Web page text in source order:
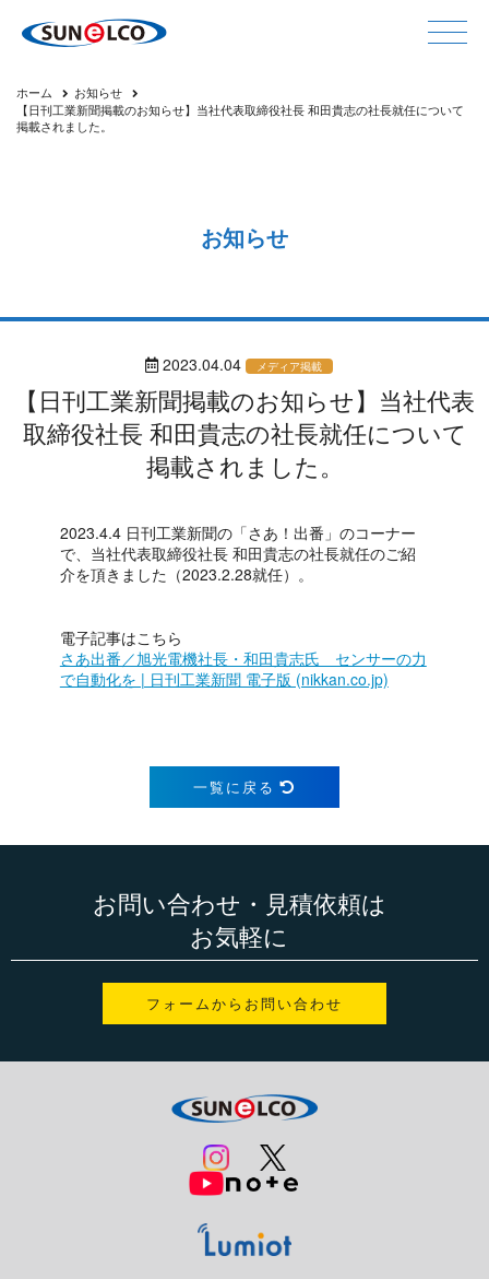
ホーム
お知らせ
【日刊工業新聞掲載のお知らせ】当社代表取締役社長 和田貴志の社長就任について
掲載されました。
お知らせ
2023.04.04 メディア掲載
【日刊工業新聞掲載のお知らせ】当社代表
取締役社長 和田貴志の社長就任について
掲載されました。
2023.4.4 日刊工業新聞の「さあ！出番」のコーナー
で、当社代表取締役社長 和田貴志の社長就任のご紹
介を頂きました（2023.2.28就任）。
電子記事はこちら
さあ出番／旭光電機社長・和田貴志氏 センサーの力
で自動化を | 日刊工業新聞 電子版 (nikkan.co.jp)
一覧に戻る
お問い合わせ・見積依頼は
お気軽に
フォームからお問い合わせ